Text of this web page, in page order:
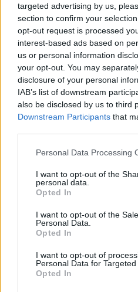
targeted advertising by us,
section to confirm your
opt-out request is processed
interest-based ads based on
us or personal information
your opt-out. You may
disclosure of your personal
IAB’s list of downstream
also be disclosed by us to third
Downstream Participants that
Please note that this website/
not limited to your visit or
grant or deny consent to
use your data for below
consent section.
Personal Data Processing
I want to opt-out of the
personal data.
Opted In
I want to opt-out of the
Personal Data.
Opted In
I want to opt-out of
Personal Data for Targeted
Opted In
felgyorsítására van
Ezt követően Ursula
eurós hozzájárulást
nevében. Boris
pedig — aki nemrég
fertőzésen — „életünk
találmányának”
ellenszert.